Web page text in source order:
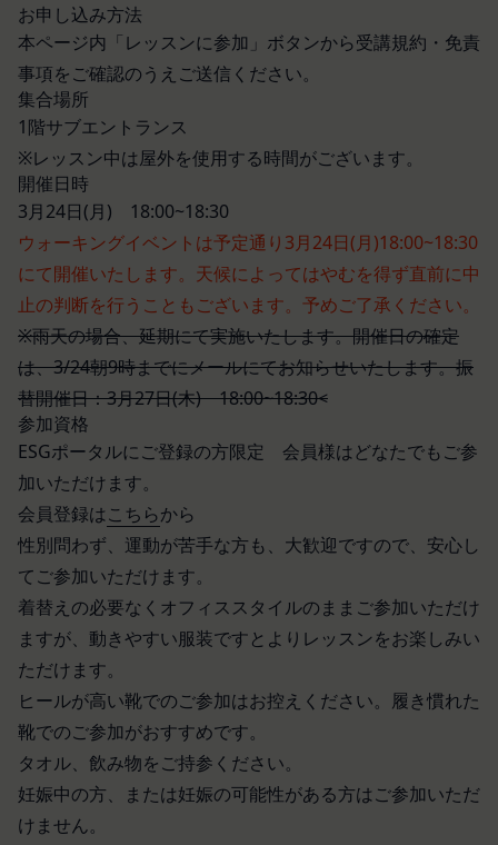
お申し込み方法
本ページ内「レッスンに参加」ボタンから受講規約・免責
事項をご確認のうえご送信ください。
集合場所
1階サブエントランス
※レッスン中は屋外を使用する時間がございます。
開催日時
3月24日(月) 18:00~18:30
ウォーキングイベントは予定通り3月24日(月)18:00~18:30
にて開催いたします。天候によってはやむを得ず直前に中
止の判断を行うこともございます。予めご了承ください。
※雨天の場合、延期にて実施いたします。開催日の確定
は、3/24朝9時までにメールにてお知らせいたします。振
替開催日：3月27日(木) 18:00~18:30<
参加資格
ESGポータルにご登録の方限定 会員様はどなたでもご参
加いただけます。
会員登録はこちらから
性別問わず、運動が苦手な方も、大歓迎ですので、安心し
てご参加いただけます。
着替えの必要なくオフィススタイルのままご参加いただけ
ますが、動きやすい服装ですとよりレッスンをお楽しみい
ただけます。
ヒールが高い靴でのご参加はお控えください。履き慣れた
靴でのご参加がおすすめです。
タオル、飲み物をご持参ください。
妊娠中の方、または妊娠の可能性がある方はご参加いただ
けません。
外部サービスとの連携により取得する情報
外部サービスでお客様が利用するIDおよびその他
外部サービスのプライバシー設定によりお客様が提
携先に開示を認めた情報を取得することがありま
す。
取得した個人情報等の利用目的
当社は、お客様からご提供いただいたお客様情報
を、当社各サービスの利用規約において定める利用
目的の範囲内で利用します。
Cookie（クッキー）について
当社は、お客様にとってより使いやすく、より価値
ある情報を提供するためにCookie(以下「クッキ
ー」といいます。これに類似の技術を含みます。)
を使用することがあります。
クッキーは、ウェブサイトを利用されたときにご利
用のパソコンや携帯端末に一時的にデータを保存さ
せるもので、これを利用することにより当社のサー
バに、当社サイト内におけるお客様の行動履歴(ア
クセスしたURL、コンテンツ、参照順序等)や、年
齢や性別、職業、居住地域、位置情報等個人が特定
できない属性情報(それらの組み合わせによっても
個人が特定できないもの)を取得することがありま
す。
お客様がご自身に関する情報の取得を望まれない場
合は、ブラウザや携帯端末の設定により、クッキー
の受け取りを拒否することも可能です。なお、クッ
キーの受け取りを拒否された場合、当社のサービス
の一部がご利用できなくなることがあります。
当社は、お客様情報への不正なアクセスや漏洩等を
防ぐため、セキュリティーの維持に努めます。ま
当社との間で締結する契約に基づき、本サービスと
提携するサービス（以下「提携サービス」といいま
す。）を提供し、又はその運営を行う者をいいま
す。
第2条（総則・適用範囲）
本規約は、会員と当社間において本サービスの利用
に関し適用され、登録手続き完了後の本サービスの
提供条件及び当社と会員との権利義務関係を定める
ものです。
当社が、当社ウェブサイト上に本サービスに関する
個別規定や追加規定を掲載する場合、又は第11条
に定める方法により本サービスに関するルール等を
発信する場合、それらは本規約の一部を構成するも
のとし、個別規定、追加規定又はルール等が本規約
と抵触する場合には、当該個別規定、追加規定又は
ルール等が優先されるものとします。
当社は、本規約を変更する必要が生じた場合には、
会員の明示の承諾を得ることなく、本規約を変更す
ることができるものとします。
前項による本規約の変更をするときは、その効力発
生日を定め、かつ、本規約を変更する旨及び変更後
の本規約の内容並びにその効力発生日を、会員に対
し、本規約変更の効力発生日前に、第11条に定め
る方法により通知するものとします。ただし、文言
の修正等、会員に不利益を与えるものではない軽微
な変更の場合には、当該通知を省略することができ
ます。
本規約変更の効力発生日後に本サービスの利用を行
った場合、会員は本規約の変更に同意したものとみ
なします。